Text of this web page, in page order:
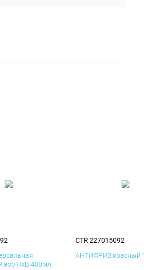
аэр ПхВ 400мл
CTR 227015092
АНТИФРИЗ красный